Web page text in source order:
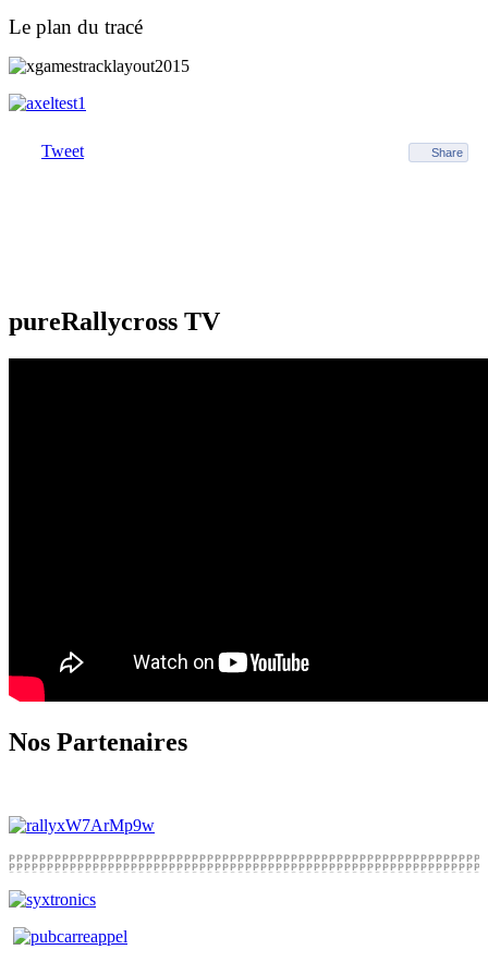
Le plan du tracé
Tweet Share
pureRallycross TV
Nos Partenaires